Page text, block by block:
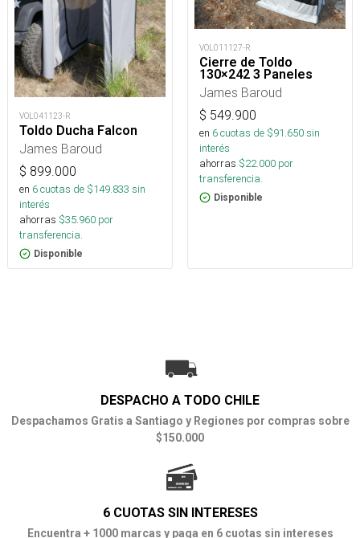
VOL041123-R
Toldo Ducha Falcon
James Baroud
$ 899.000
en 6cuotas de $149.833 sin
interés
ahorras $35.960 por
transferencia.
Disponible
VOL011127-R
Cierre de Toldo
130×242 3 Paneles
James Baroud
$ 549.900
en 6cuotas de $91.650sin
interés
ahorras $22.000 por
transferencia.
Disponible
DESPACHO A TODO CHILE
Despachamos Gratis a Santiago y Regiones por compras sobre
$150.000
6 CUOTAS SIN INTERESES
Encuentra + 1000 marcas y paga en 6 cuotas sin intereses